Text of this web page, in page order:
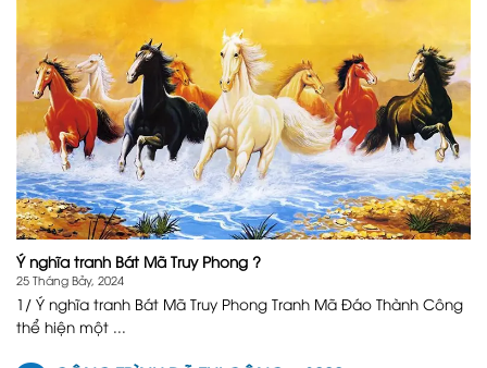
Ý nghĩa tranh Bát Mã Truy Phong ?
25 Tháng Bảy, 2024
1/ Ý nghĩa tranh Bát Mã Truy Phong Tranh Mã Đáo Thành Công
thể hiện một ...